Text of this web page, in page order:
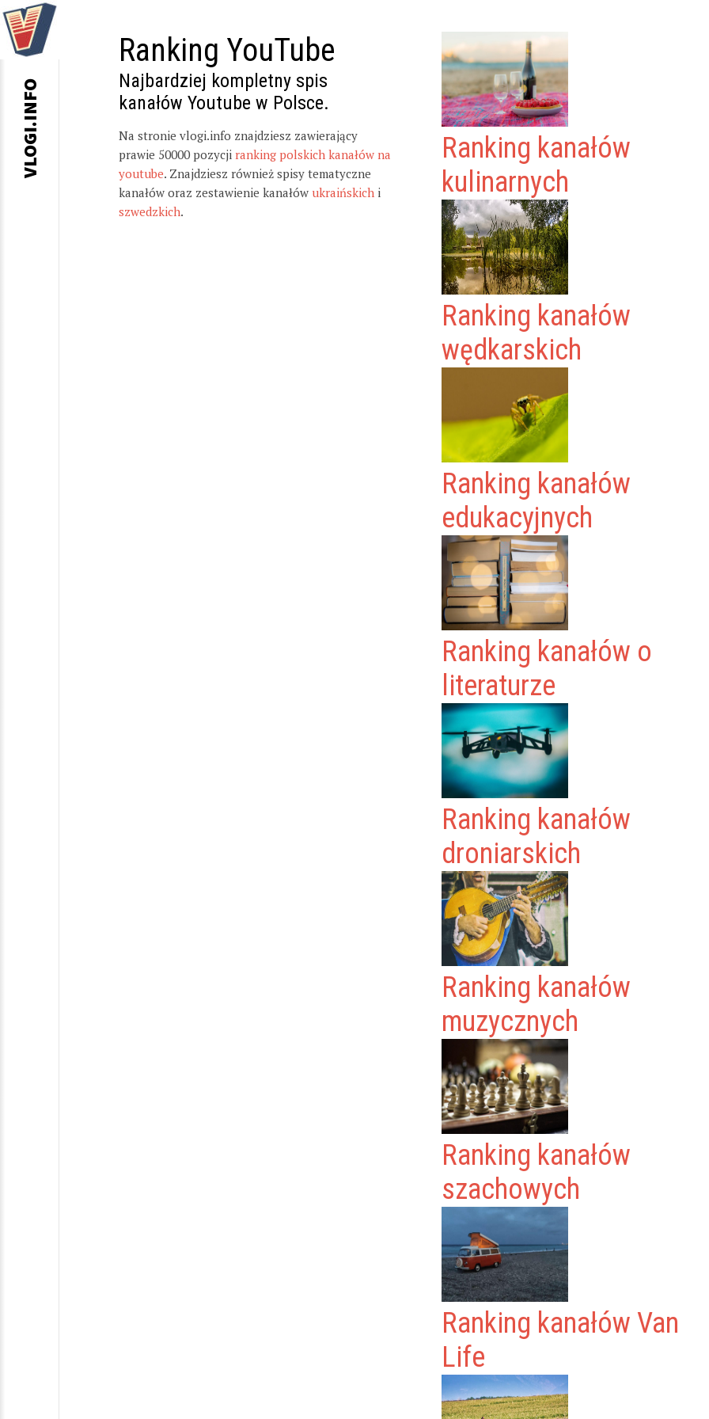
Ranking YouTube
Najbardziej kompletny spis
kanałów Youtube w Polsce.
Na stronie vlogi.info znajdziesz zawierający
prawie 50000 pozycji ranking polskich kanałów na
youtube. Znajdziesz również spisy tematyczne
kanałów oraz zestawienie kanałów ukraińskich i
szwedzkich.
Ranking kanałów
kulinarnych
Ranking kanałów
wędkarskich
Ranking kanałów
edukacyjnych
Ranking kanałów o
literaturze
Ranking kanałów
droniarskich
Ranking kanałów
muzycznych
Ranking kanałów
szachowych
Ranking kanałów Van
Life
VLOGI.INFO